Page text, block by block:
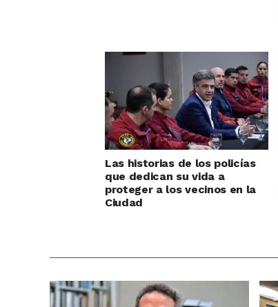
Las historias de los policías
que dedican su vida a
proteger a los vecinos en la
Ciudad